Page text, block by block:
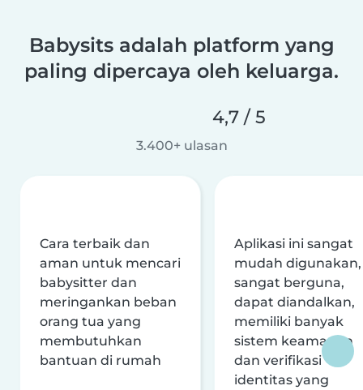
Babysits adalah platform yang
paling dipercaya oleh keluarga.
4,7 / 5
3.400+ ulasan
Cara terbaik dan
aman untuk mencari
babysitter dan
meringankan beban
orang tua yang
membutuhkan
bantuan di rumah
Aplikasi ini sangat
mudah digunakan,
sangat berguna,
dapat diandalkan,
memiliki banyak
sistem keamanan
dan verifikasi
identitas yang